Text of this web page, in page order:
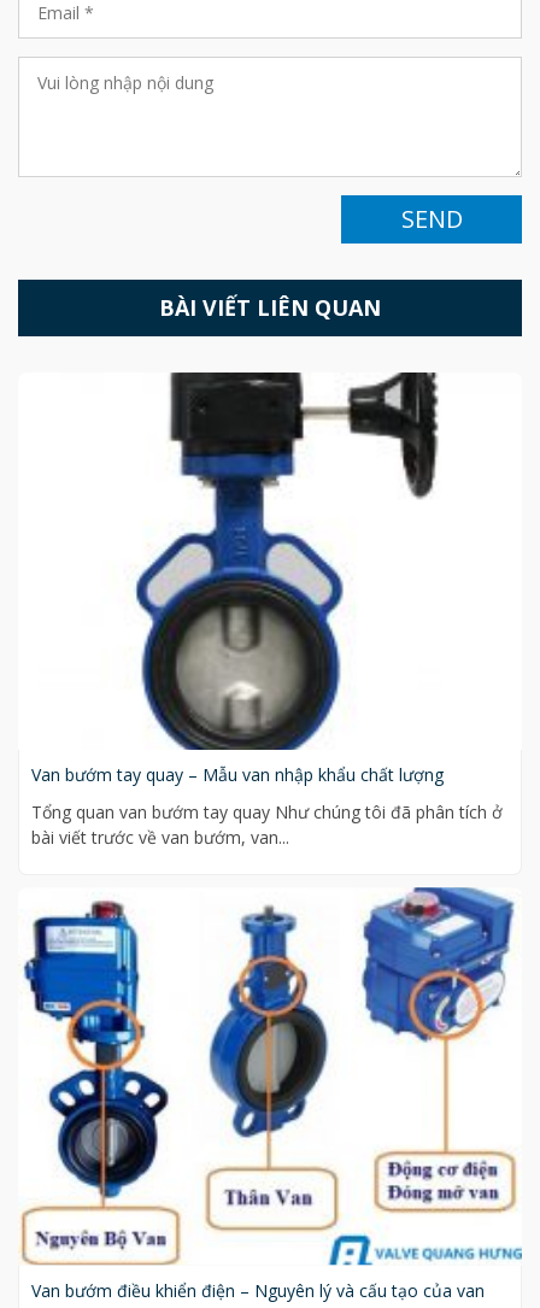
SEND
BÀI VIẾT LIÊN QUAN
Van bướm tay quay – Mẫu van nhập khẩu chất lượng
Tổng quan van bướm tay quay Như chúng tôi đã phân tích ở
bài viết trước về van bướm, van...
Van bướm điều khiển điện – Nguyên lý và cấu tạo của van